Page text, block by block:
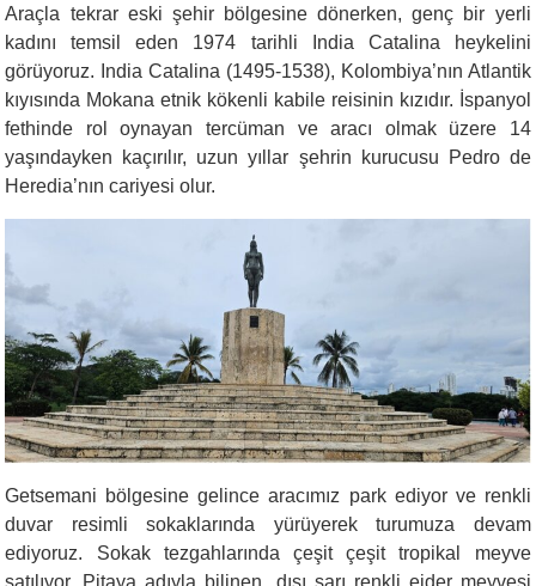
Araçla tekrar eski şehir bölgesine dönerken, genç bir yerli
kadını temsil eden 1974 tarihli India Catalina heykelini
görüyoruz. India Catalina (1495-1538), Kolombiya’nın Atlantik
kıyısında Mokana etnik kökenli kabile reisinin kızıdır. İspanyol
fethinde rol oynayan tercüman ve aracı olmak üzere 14
yaşındayken kaçırılır, uzun yıllar şehrin kurucusu Pedro de
Heredia’nın cariyesi olur.
Getsemani bölgesine gelince aracımız park ediyor ve renkli
duvar resimli sokaklarında yürüyerek turumuza devam
ediyoruz. Sokak tezgahlarında çeşit çeşit tropikal meyve
satılıyor. Pitaya adıyla bilinen, dışı sarı renkli ejder meyvesi